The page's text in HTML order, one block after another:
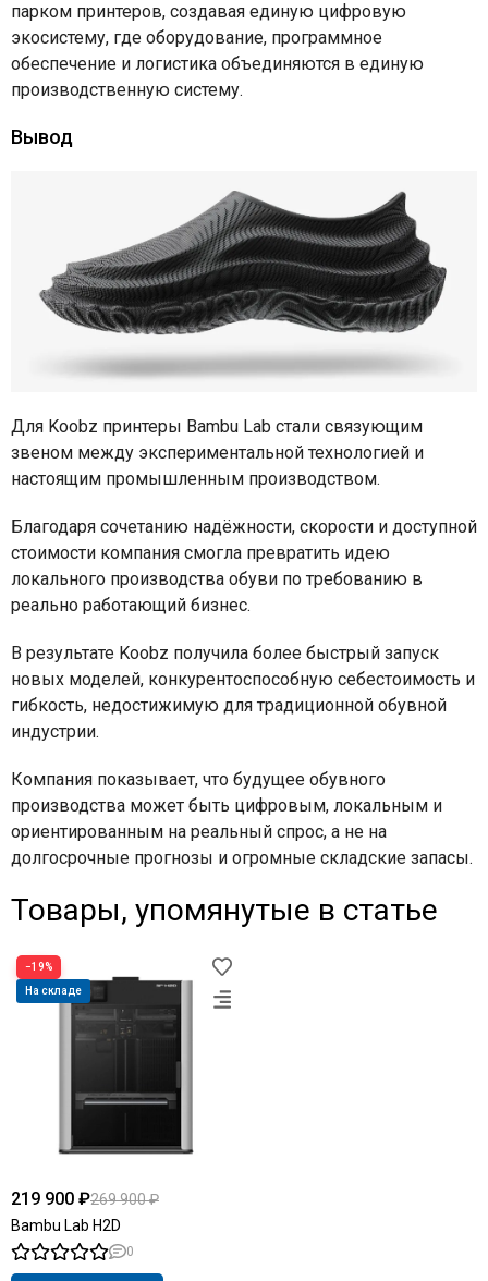
парком принтеров, создавая единую цифровую
экосистему, где оборудование, программное
обеспечение и логистика объединяются в единую
производственную систему.
Вывод
Для Koobz принтеры Bambu Lab стали связующим
звеном между экспериментальной технологией и
настоящим промышленным производством.
Благодаря сочетанию надёжности, скорости и доступной
стоимости компания смогла превратить идею
локального производства обуви по требованию в
реально работающий бизнес.
В результате Koobz получила более быстрый запуск
новых моделей, конкурентоспособную себестоимость и
гибкость, недостижимую для традиционной обувной
индустрии.
Компания показывает, что будущее обувного
производства может быть цифровым, локальным и
ориентированным на реальный спрос, а не на
долгосрочные прогнозы и огромные складские запасы.
Товары, упомянутые в статье
−19%
На складе
219 900 ₽269 900 ₽
Bambu Lab H2D
0